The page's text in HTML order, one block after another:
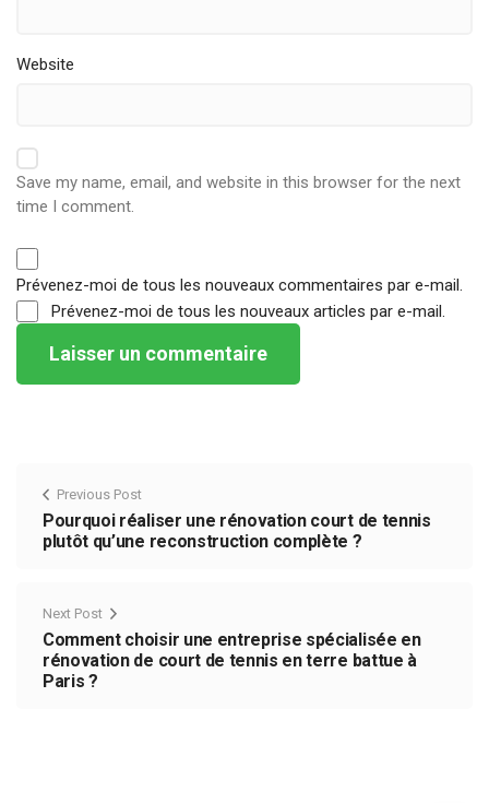
Website
Save my name, email, and website in this browser for the next
time I comment.
Prévenez-moi de tous les nouveaux commentaires par e-mail.
Prévenez-moi de tous les nouveaux articles par e-mail.
Previous Post
Pourquoi réaliser une rénovation court de tennis
plutôt qu’une reconstruction complète ?
Next Post
Comment choisir une entreprise spécialisée en
rénovation de court de tennis en terre battue à
Paris ?